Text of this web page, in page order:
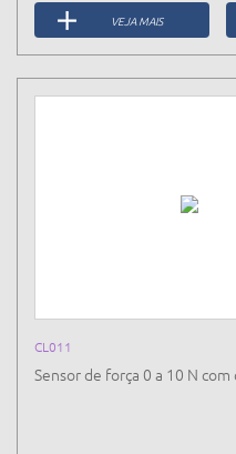
VEJA MAIS
CL011
Sensor de força 0 a 10 N